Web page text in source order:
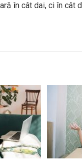
în cât dai, ci în